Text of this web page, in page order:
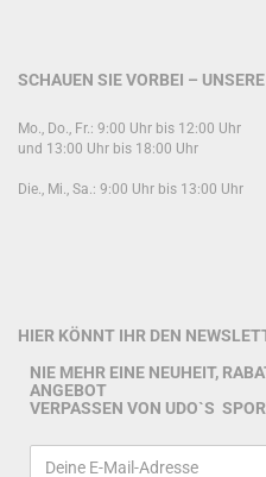
SCHAUEN SIE VORBEI –
Mo., Do., Fr.: 9:00 Uhr bis 12:00 Uhr
und 13:00 Uhr bis 18:00 Uhr
Die., Mi., Sa.: 9:00 Uhr bis 13:00 Uhr
HIER KÖNNT IHR DEN
NIE MEHR EINE NEUHEIT,
ANGEBOT
VERPASSEN VON UDO`S